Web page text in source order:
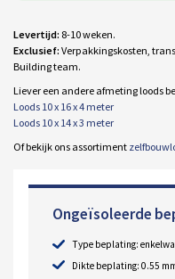
Levertijd: 8-10 weken.
Exclusief: Verpakkingskosten,
Building team.
Liever een andere afmeting loods
Loods 10 x 16 x 4 meter
Loods 10 x 14 x 3 meter
Of bekijk ons assortiment
Ongeïsoleerde
Type beplating:
Dikte beplating: 0.55